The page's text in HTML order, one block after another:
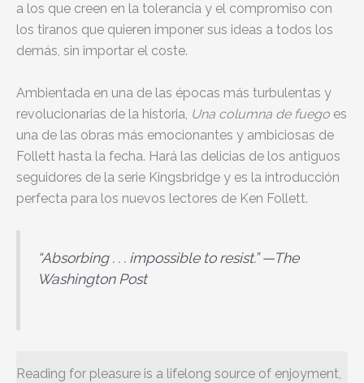
a los que creen en la tolerancia y el compromiso con
los tiranos que quieren imponer sus ideas a todos los
demás, sin importar el coste.
Ambientada en una de las épocas más turbulentas y
revolucionarias de la historia, Una columna de fuego es
una de las obras más emocionantes y ambiciosas de
Follett hasta la fecha. Hará las delicias de los antiguos
seguidores de la serie Kingsbridge y es la introducción
perfecta para los nuevos lectores de Ken Follett.
“Absorbing . . . impossible to resist.” —The
Washington Post
Reading for pleasure is a lifelong source of enjoyment,